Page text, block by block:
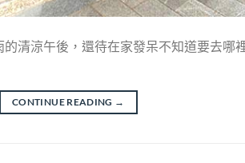
清涼午後，還待在家發呆不知道要去哪
CONTINUE READING →